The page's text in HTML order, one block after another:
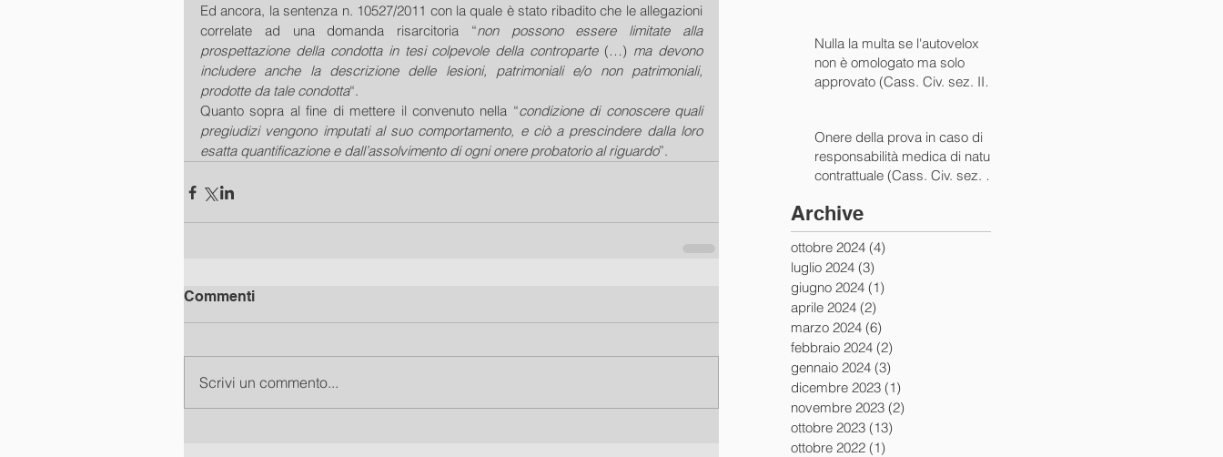
Ed ancora, la sentenza n. 10527/2011 con la quale è stato ribadito che le allegazioni
correlate ad una domanda risarcitoria “non possono essere limitate alla
prospettazione della condotta in tesi colpevole della controparte (…) ma devono
includere anche la descrizione delle lesioni, patrimoniali e/o non patrimoniali,
prodotte da tale condotta“.
Quanto sopra al fine di mettere il convenuto nella “condizione di conoscere quali
pregiudizi vengono imputati al suo comportamento, e ciò a prescindere dalla loro
esatta quantificazione e dall’assolvimento di ogni onere probatorio al riguardo”.
Commenti
Scrivi un commento...
Nulla la multa se l'autovelox
non è omologato ma solo
approvato (Cass. Civ. sez. II
Onere della prova in caso di
responsabilità medica di natura
contrattuale (Cass. Civ. sez. III
Archive
ottobre 2024 (4)
luglio 2024 (3)
giugno 2024 (1)
aprile 2024 (2)
marzo 2024 (6)
febbraio 2024 (2)
gennaio 2024 (3)
dicembre 2023 (1)
novembre 2023 (2)
ottobre 2023 (13)
ottobre 2022 (1)